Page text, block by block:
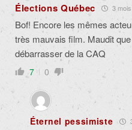
Élections Québec 3
Bof! Encore les mêmes
très mauvais film. Maudit
débarrasser de la CAQ
7 0
Éternel pessimiste